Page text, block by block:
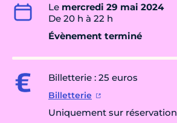
Le mercredi 29 mai 2024
De 20 h à 22 h
Évènement terminé
Billetterie : 25 euros
Billetterie
Uniquement sur réservation